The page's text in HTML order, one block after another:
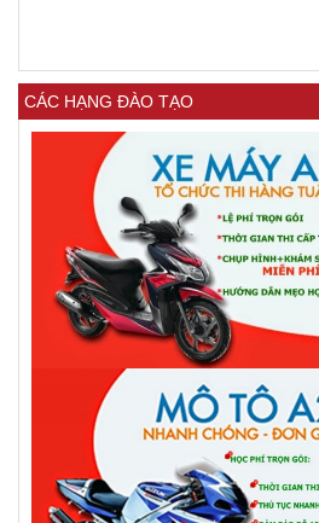
CÁC HẠNG ĐÀO TẠO